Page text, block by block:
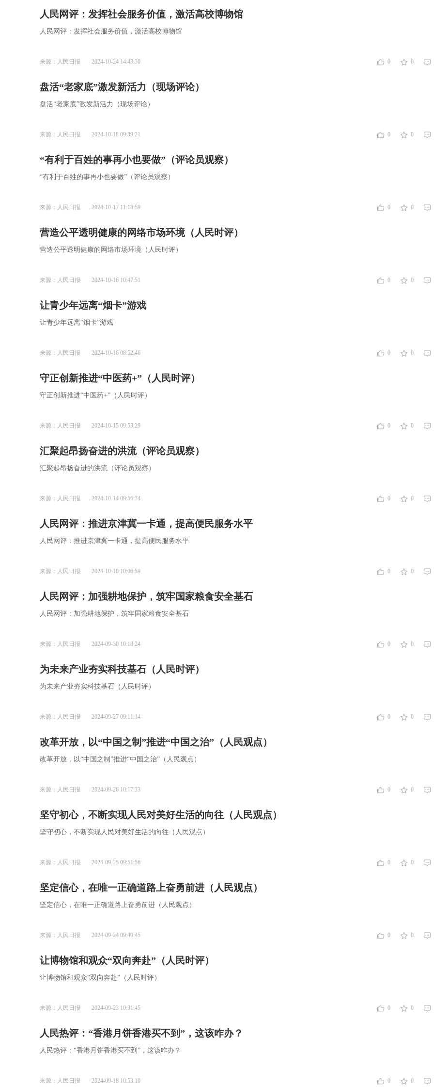
人民网评：发挥社会服务价值，激活高校博物馆
人民网评：发挥社会服务价值，激活高校博物馆
来源：人民日报 2024-10-24 14:43:30 0 0
盘活“老家底”激发新活力（现场评论）
盘活“老家底”激发新活力（现场评论）
来源：人民日报 2024-10-18 09:39:21 0 0
“有利于百姓的事再小也要做”（评论员观察）
“有利于百姓的事再小也要做”（评论员观察）
来源：人民日报 2024-10-17 11:18:59 0 0
营造公平透明健康的网络市场环境（人民时评）
营造公平透明健康的网络市场环境（人民时评）
来源：人民日报 2024-10-16 10:47:51 0 0
让青少年远离“烟卡”游戏
让青少年远离“烟卡”游戏
来源：人民日报 2024-10-16 08:52:46 0 0
守正创新推进“中医药+”（人民时评）
守正创新推进“中医药+”（人民时评）
来源：人民日报 2024-10-15 09:53:29 0 0
汇聚起昂扬奋进的洪流（评论员观察）
汇聚起昂扬奋进的洪流（评论员观察）
来源：人民日报 2024-10-14 09:56:34 0 0
人民网评：推进京津冀一卡通，提高便民服务水平
人民网评：推进京津冀一卡通，提高便民服务水平
来源：人民日报 2024-10-10 10:06:59 0 0
人民网评：加强耕地保护，筑牢国家粮食安全基石
人民网评：加强耕地保护，筑牢国家粮食安全基石
来源：人民日报 2024-09-30 10:18:24 0 0
为未来产业夯实科技基石（人民时评）
为未来产业夯实科技基石（人民时评）
来源：人民日报 2024-09-27 09:11:14 0 0
改革开放，以“中国之制”推进“中国之治”（人民观点）
改革开放，以“中国之制”推进“中国之治”（人民观点）
来源：人民日报 2024-09-26 10:17:33 0 0
坚守初心，不断实现人民对美好生活的向往（人民观点）
坚守初心，不断实现人民对美好生活的向往（人民观点）
来源：人民日报 2024-09-25 09:51:56 0 0
坚定信心，在唯一正确道路上奋勇前进（人民观点）
坚定信心，在唯一正确道路上奋勇前进（人民观点）
来源：人民日报 2024-09-24 09:40:45 0 0
让博物馆和观众“双向奔赴”（人民时评）
让博物馆和观众“双向奔赴”（人民时评）
来源：人民日报 2024-09-23 10:31:45 0 0
人民热评：“香港月饼香港买不到”，这该咋办？
人民热评：“香港月饼香港买不到”，这该咋办？
来源：人民日报 2024-09-18 10:53:10 0 0